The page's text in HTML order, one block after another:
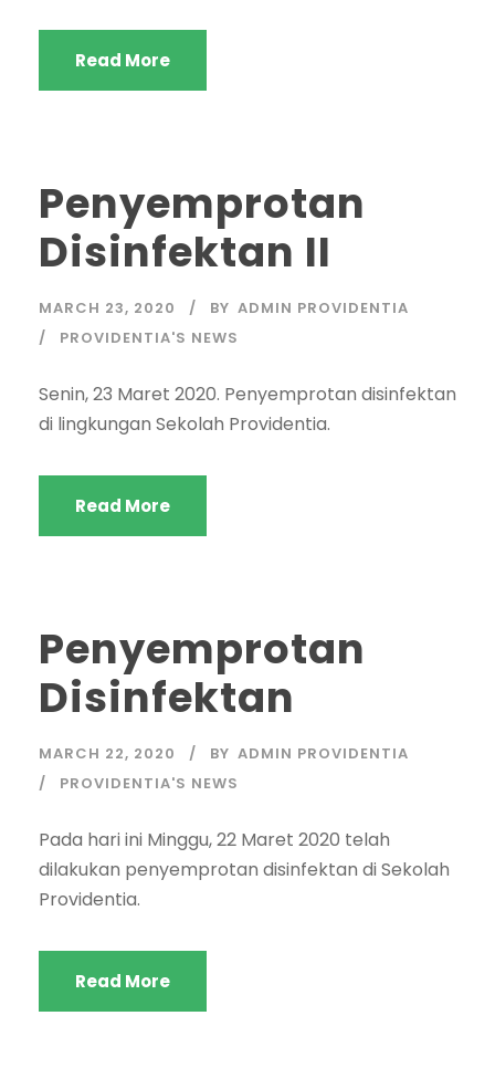
Read More
Penyemprotan
Disinfektan II
MARCH 23, 2020 BY ADMIN PROVIDENTIA
PROVIDENTIA'S NEWS
Senin, 23 Maret 2020. Penyemprotan disinfektan
di lingkungan Sekolah Providentia.
Read More
Penyemprotan
Disinfektan
MARCH 22, 2020 BY ADMIN PROVIDENTIA
PROVIDENTIA'S NEWS
Pada hari ini Minggu, 22 Maret 2020 telah
dilakukan penyemprotan disinfektan di Sekolah
Providentia.
Read More